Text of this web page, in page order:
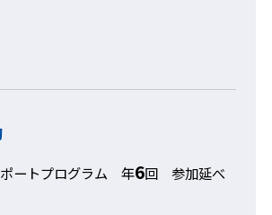
ートプログラム 年6回 参加延べ